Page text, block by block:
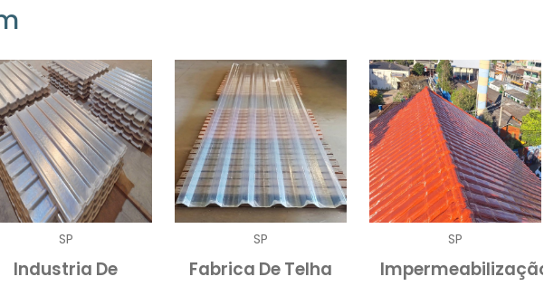
evitando desperdícios e proporcionando uma solução sustentável
ambiental. As empresas que optam por esse serviço não apenas
mas também se destacam no mercado ao demonstrar
DE TELHADOS
retrofit de telhados, sua empresa pode usufruir de uma série de
Um dos principais pontos é a economia financeira. Com a
é possível reduzir os gastos com energia elétrica, uma vez que a
muito superior. Telhados adaptados para a eficiência energética
mais agradável, diminuindo a necessidade de climatização.
SP
Industria De
SP
Fabrica De Telha
SP
Impermeabilização